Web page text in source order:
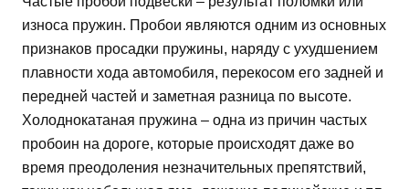
износа пружин. Пробои являются одним из основных
признаков просадки пружины, наряду с ухудшением
плавности хода автомобиля, перекосом его задней и
передней частей и заметная разница по высоте.
Холоднокатаная пружина – одна из причин частых
пробоин на дороге, которые происходят даже во
время преодоления незначительных препятствий,